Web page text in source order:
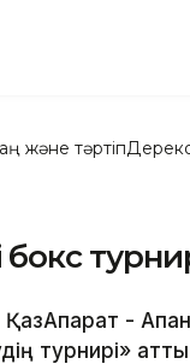
және тәртіп
-
турнирі» атты